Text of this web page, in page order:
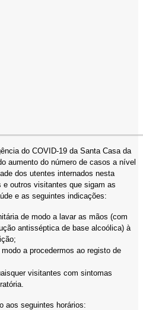
do COVID-19 da Santa Casa da
aumento do número de casos a nível
dos utentes internados nesta
outros visitantes que sigam as
e as seguintes indicações:
de modo a lavar as mãos (com
antisséptica de base alcoólica) à
a procedermos ao registo de
visitantes com sintomas
aos seguintes horários: